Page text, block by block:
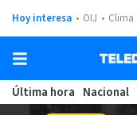
Hoy interesa OIJ Clima
Última hora Nacional